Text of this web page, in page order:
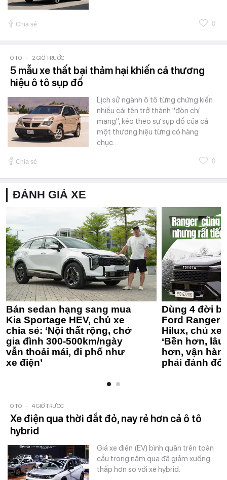
Chia sẻ 0
Ô TÔ - 2 GIỜ TRƯỚC
5 mẫu xe thất bại thảm hại khiến cả thương
hiệu ô tô sụp đổ
Lịch sử ngành ô tô từng chứng kiến
nhiều cái tên trở thành "đòn chí
mạng", kéo theo sự sụp đổ của cả
một thương hiệu từng có hàng
chục…
Chia sẻ 0
ĐÁNH GIÁ XE
Bán sedan hạng sang mua
Kia Sportage HEV, chủ xe
chia sẻ: ‘Nội thất rộng, chở
gia đình 300-500km/ngày
vẫn thoải mái, đi phố như
xe điện’
Dùng 4 đời
Ford Ranger
Hilux, chủ xe
‘Bền hơn,
hơn, vận
phải đánh
Ô TÔ - 4 GIỜ TRƯỚC
Xe điện qua thời đắt đỏ, nay rẻ hơn cả ô tô
hybrid
Giá xe điện (EV) bình quân trên toàn
cầu trong năm qua đã giảm xuống
thấp hơn so với xe hybrid.